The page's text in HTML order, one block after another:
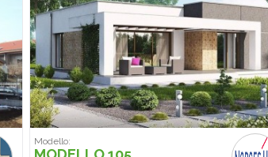
Modello: